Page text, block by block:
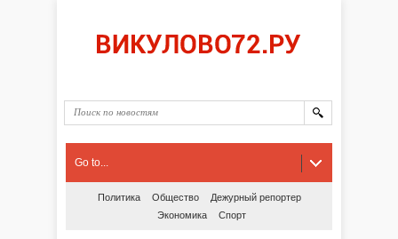
Go to...
Политика Общество
Дежурный репортер
Экономика
Спорт